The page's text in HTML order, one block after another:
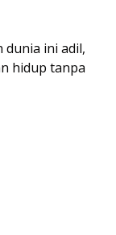
dunia ini adil,
hidup tanpa